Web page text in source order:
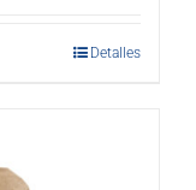
Detalles